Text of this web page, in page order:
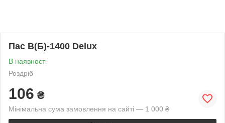
Пас В(Б)-1400 Delux
В наявності
Роздріб
106 ₴
Мінімальна сума замовлення на сайті — 1 000 ₴